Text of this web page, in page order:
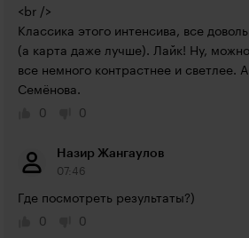
<br />
Классика этого интенсива, все
(а карта даже лучше). Лайк! Ну,
все немного контрастнее и светлее.
Семёнова.
0
0
Назир Жангаулов
07:46
Где посмотреть результаты?)
0
0